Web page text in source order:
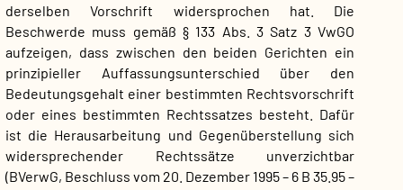
derselben Vorschrift widersprochen hat. Die
Beschwerde muss gemäß § 133 Abs. 3 Satz 3 VwGO
aufzeigen, dass zwischen den beiden Gerichten ein
prinzipieller Auffassungsunterschied über den
Bedeutungsgehalt einer bestimmten Rechtsvorschrift
oder eines bestimmten Rechtssatzes besteht. Dafür
ist die Herausarbeitung und Gegenüberstellung sich
widersprechender Rechtssätze unverzichtbar
(BVerwG, Beschluss vom 20. Dezember 1995 – 6 B 35.95 –